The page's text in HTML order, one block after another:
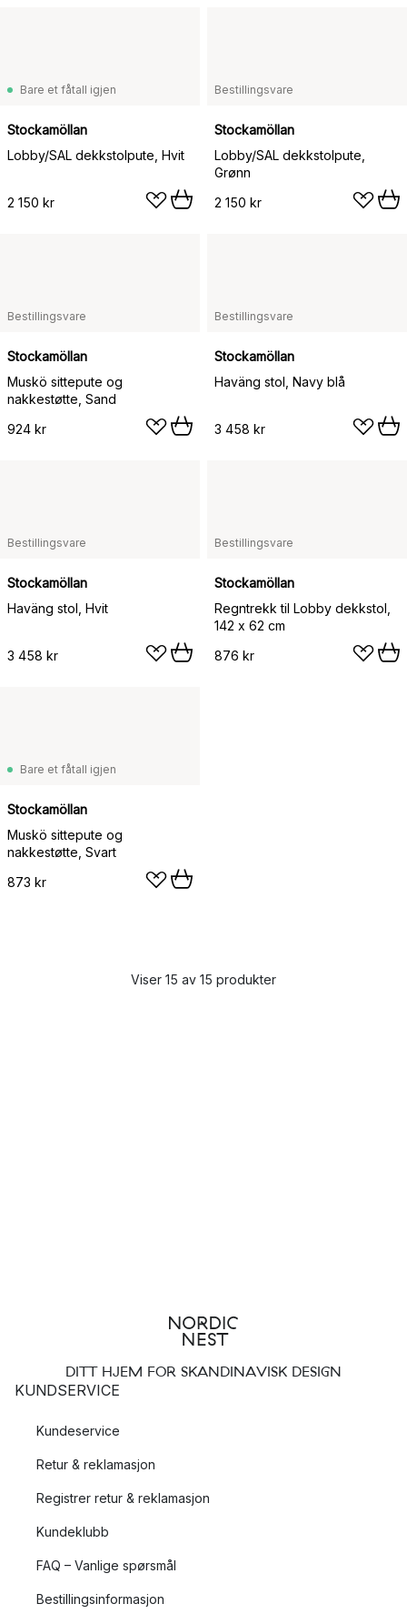
Bare et fåtall igjen
Stockamöllan
Lobby/SAL dekkstolpute, Hvit
2 150 kr
Bestillingsvare
Stockamöllan
Lobby/SAL dekkstolpute,
Grønn
2 150 kr
Bestillingsvare
Stockamöllan
Muskö sittepute og
nakkestøtte, Sand
924 kr
Bestillingsvare
Stockamöllan
Haväng stol, Navy blå
3 458 kr
Bestillingsvare
Stockamöllan
Haväng stol, Hvit
3 458 kr
Bestillingsvare
Stockamöllan
Regntrekk til Lobby dekkstol,
142 x 62 cm
876 kr
Bare et fåtall igjen
Stockamöllan
Muskö sittepute og
nakkestøtte, Svart
873 kr
Viser 15 av 15 produkter
DITT HJEM FOR SKANDINAVISK DESIGN
KUNDSERVICE
Kundeservice
Retur & reklamasjon
Registrer retur & reklamasjon
Kundeklubb
FAQ – Vanlige spørsmål
Bestillingsinformasjon